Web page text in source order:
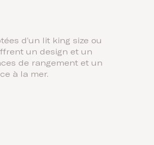
d’un lit king size ou
un design et un
de rangement et un
à la mer.